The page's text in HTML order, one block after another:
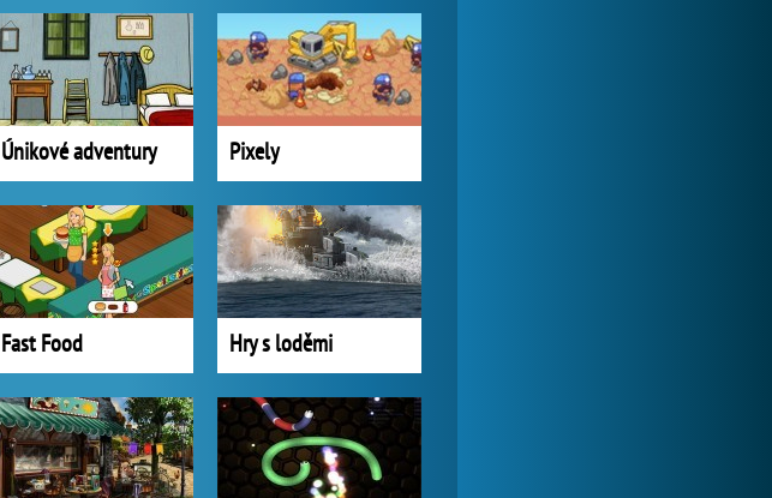
Únikové adventury Pixely
Fast Food Hry s loděmi
My Free Zoo
1 007 507x
Lady Popular
1 313 956x